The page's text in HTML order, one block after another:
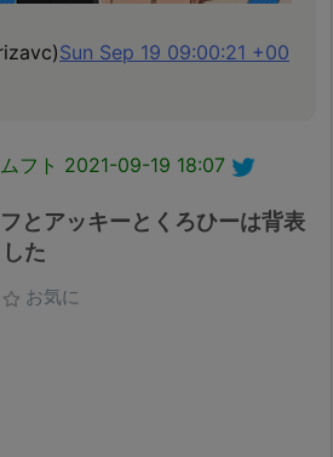
Sun Sep 19 09:00:21 +00
フト 2021-09-19 18:07
とアッキーとくろひーは背表
た
お気に